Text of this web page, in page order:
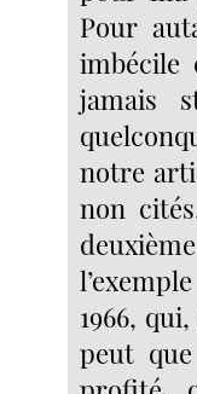
Pour
imbécile
jamais
notre
non
1966,
peut